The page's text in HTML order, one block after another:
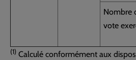
Nombre
vote
(1) Calculé conformément aux